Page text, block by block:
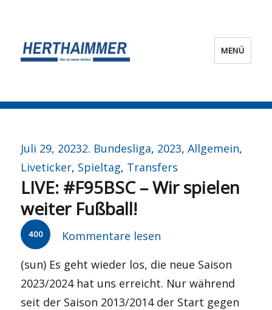
MENÜ
Veröffentlicht
am
Juli 29, 2023Kategorien
2. Bundesliga, 2023,Allgemein,
Liveticker, Spieltag, Transfers
LIVE: #F95BSC – Wir spielen
weiter Fußball!
400
Kommentare lesen
(sun) Es geht wieder los, die neue Saison
2023/2024 hat uns erreicht. Nur während
seit der Saison 2013/2014 der Start gegen